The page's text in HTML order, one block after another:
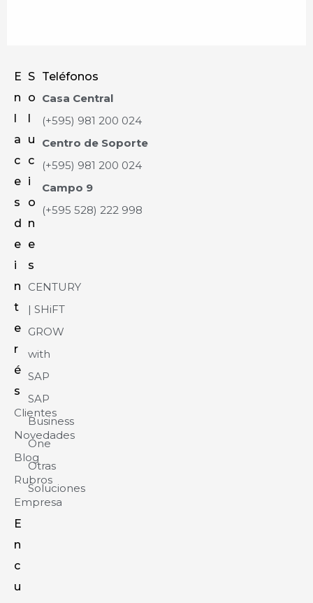
E
n
a
c
e
s
d
e
i
n
t
e
r
é
s
Clientes
Novedades
Blog
Rubros
Empresa
E
n
c
u
S
o
u
c
i
o
n
e
s
CENTURY
| SHiFT
GROW
with
SAP
SAP
Business
One
Otras
Soluciones
Teléfonos
Casa Central
(+595) 981 200 024
Centro de Soporte
(+595) 981 200 024
Campo 9
(+595 528) 222 998